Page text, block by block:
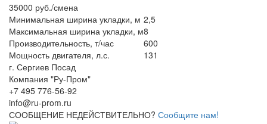
35000 руб./смена
Минимальная ширина укладки, м 2,5
Максимальная ширина укладки, м8
Производительность, т/час
600
Мощность двигателя, л.с.
131
г. Сергиев Посад
Компания "Ру-Пром"
+7 495 776-56-92
info@ru-prom.ru
СООБЩЕНИЕ НЕДЕЙСТВИТЕЛЬНО? Сообщите нам!